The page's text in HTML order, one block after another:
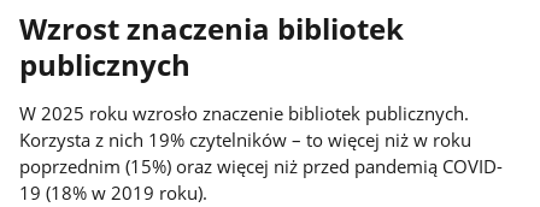
Wzrost znaczenia bibliotek
publicznych
W 2025 roku wzrosło znaczenie bibliotek publicznych.
Korzysta z nich 19% czytelników – to więcej niż w roku
poprzednim (15%) oraz więcej niż przed pandemią COVID-
19 (18% w 2019 roku).